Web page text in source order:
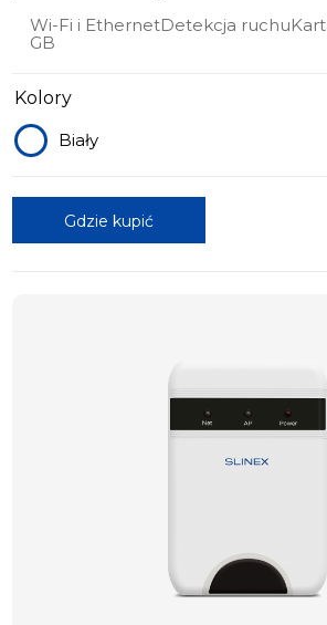
Wi-Fi i EthernetDetekcja
GB
Kolory
Biały
Gdzie kupić